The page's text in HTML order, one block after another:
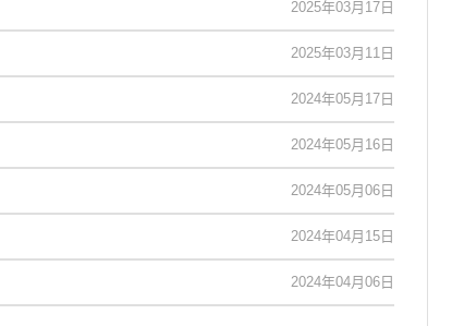
2025年03月17日
2025年03月11日
2024年05月17日
2024年05月16日
2024年05月06日
2024年04月15日
2024年04月06日